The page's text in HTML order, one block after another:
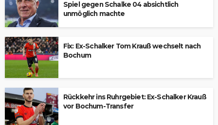
Spiel gegen Schalke 04 absichtlich
unmöglich machte
Fix: Ex-Schalker Tom Krauß wechselt nach
Bochum
Rückkehr ins Ruhrgebiet: Ex-Schalker Krauß
vor Bochum-Transfer